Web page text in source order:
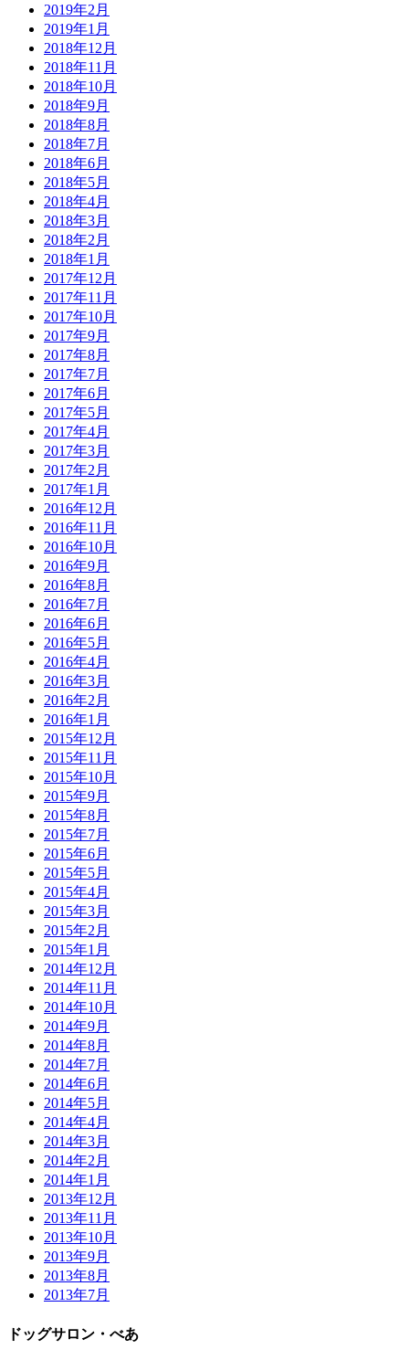
2019年2月
2019年1月
2018年12月
2018年11月
2018年10月
2018年9月
2018年8月
2018年7月
2018年6月
2018年5月
2018年4月
2018年3月
2018年2月
2018年1月
2017年12月
2017年11月
2017年10月
2017年9月
2017年8月
2017年7月
2017年6月
2017年5月
2017年4月
2017年3月
2017年2月
2017年1月
2016年12月
2016年11月
2016年10月
2016年9月
2016年8月
2016年7月
2016年6月
2016年5月
2016年4月
2016年3月
2016年2月
2016年1月
2015年12月
2015年11月
2015年10月
2015年9月
2015年8月
2015年7月
2015年6月
2015年5月
2015年4月
2015年3月
2015年2月
2015年1月
2014年12月
2014年11月
2014年10月
2014年9月
2014年8月
2014年7月
2014年6月
2014年5月
2014年4月
2014年3月
2014年2月
2014年1月
2013年12月
2013年11月
2013年10月
2013年9月
2013年8月
2013年7月
ドッグサロン・べあ